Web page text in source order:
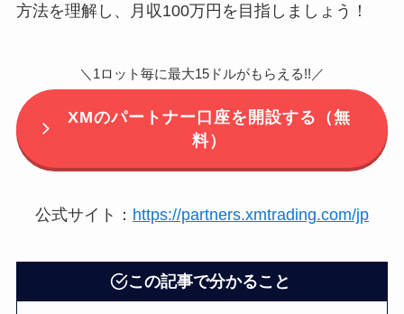
方法を理解し、月収100万円を目指しましょう！
＼1ロット毎に最大15ドルがもらえる!!／
XMのパートナー口座を開設する（無
料）
公式サイト： https://partners.xmtrading.com/jp
この記事で分かること